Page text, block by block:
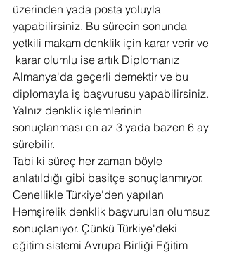
üzerinden yada posta yoluyla
yapabilirsiniz. Bu sürecin sonunda
yetkili makam denklik için karar verir ve
karar olumlu ise artık Diplomanız
Almanya'da geçerli demektir ve bu
diplomayla iş başvurusu yapabilirsiniz.
Yalnız denklik işlemlerinin
sonuçlanması en az 3 yada bazen 6 ay
sürebilir.
Tabi ki süreç her zaman böyle
anlatıldığı gibi basitçe sonuçlanmıyor.
Genellikle Türkiye'den yapılan
Hemşirelik denklik başvuruları olumsuz
sonuçlanıyor. Çünkü Türkiye'deki
eğitim sistemi Avrupa Birliği Eğitim